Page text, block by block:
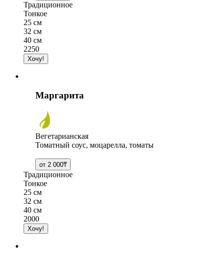
Традиционное
Тонкое
25 см
32 см
40 см
2250
Маргарита
Вегетарианская
Томатный соус, моцарелла, томаты
Традиционное
Тонкое
25 см
32 см
40 см
2000